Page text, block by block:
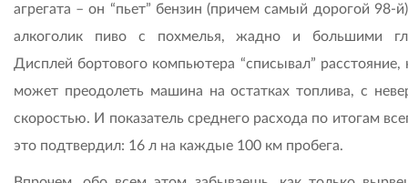
агрегата – он “пьет” бензин (причем самый дорогой 98-
алкоголик пиво с похмелья, жадно и большими
Дисплей бортового компьютера “списывал” расстояние,
может преодолеть машина на остатках топлива, с
скоростью. И показатель среднего расхода по итогам
это подтвердил: 16 л на каждые 100 км пробега.